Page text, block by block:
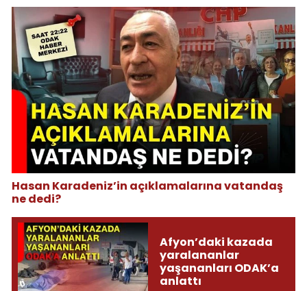
Hasan Karadeniz’in açıklamalarına vatandaş
ne dedi?
Afyon’daki kazada
yaralananlar
yaşananları ODAK’a
anlattı